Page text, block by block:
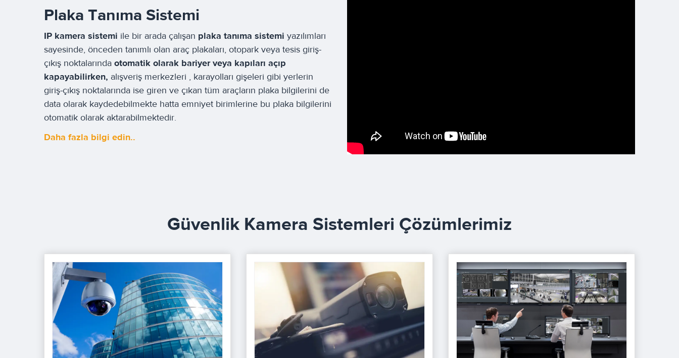
Plaka Tanıma Sistemi
IP kamera sistemi ile bir arada çalışan plaka tanıma sistemi yazılımları
sayesinde, önceden tanımlı olan araç plakaları, otopark veya tesis giriş-
çıkış noktalarında otomatik olarak bariyer veya kapıları açıp
kapayabilirken, alışveriş merkezleri , karayolları gişeleri gibi yerlerin
giriş-çıkış noktalarında ise giren ve çıkan tüm araçların plaka bilgilerini de
data olarak kaydedebilmekte hatta emniyet birimlerine bu plaka bilgilerini
otomatik olarak aktarabilmektedir.
Daha fazla bilgi edin..
Güvenlik Kamera Sistemleri Çözümlerimiz